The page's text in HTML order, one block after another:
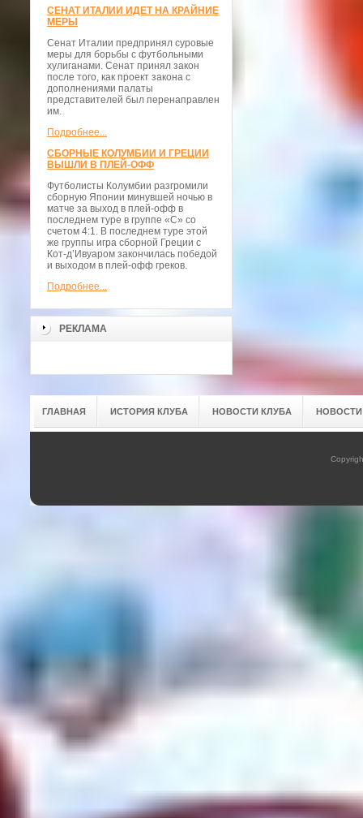
СЕНАТ ИТАЛИИ ИДЕТ НА КРАЙНИЕ
МЕРЫ
Сенат Италии предпринял суровые
меры для борьбы с футбольными
хулиганами. Сенат принял закон
после того, как проект закона с
дополнениями палаты
представителей был перенаправлен
им.
Подробнее...
СБОРНЫЕ КОЛУМБИИ И ГРЕЦИИ
ВЫШЛИ В ПЛЕЙ-ОФФ
Футболисты Колумбии разгромили
сборную Японии минувшей ночью в
матче за выход в плей-офф в
последнем туре в группе «С» со
счетом 4:1. В последнем туре этой
же группы игра сборной Греции с
Кот-д’Ивуаром закончилась победой
и выходом в плей-офф греков.
Подробнее...
РЕКЛАМА
ГЛАВНАЯ ИСТОРИЯ КЛУБА НОВОСТИ КЛУБА